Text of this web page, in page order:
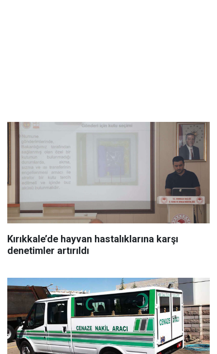
Kırıkkale’de hayvan hastalıklarına karşı
denetimler artırıldı